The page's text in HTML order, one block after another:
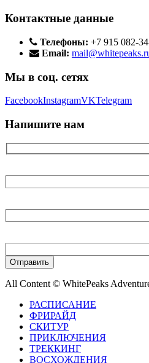
Контактные данные
Телефоны: +7 915 082-
Email:
Мы в соц. сетях
FacebookInstagramVKTelegram
Напишите нам
All Content © WhitePeaks
РАСПИСАНИЕ
ФРИРАЙД
СКИТУР
ПРИКЛЮЧЕНИЯ
ТРЕККИНГ
ВОСХОЖДЕНИЯ